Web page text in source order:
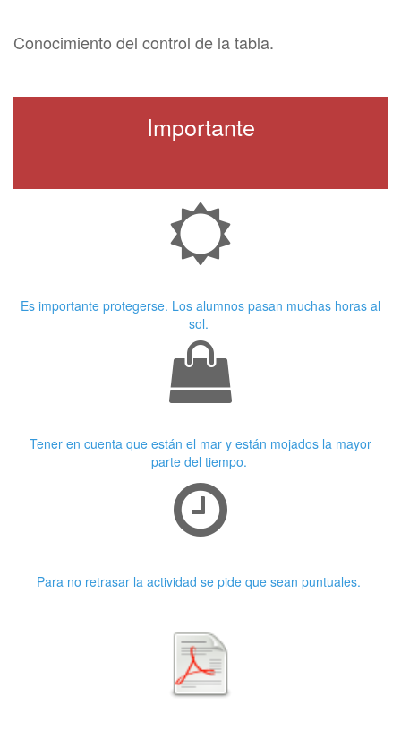
Conocimiento del control de la tabla.
Importante
Es importante protegerse. Los alumnos pasan muchas horas al
sol.
Tener en cuenta que están el mar y están mojados la mayor
parte del tiempo.
Para no retrasar la actividad se pide que sean puntuales.